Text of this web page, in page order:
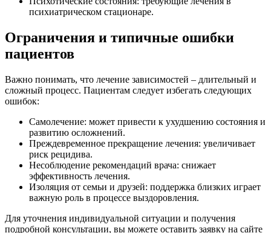
психиатрическом стационаре.
Ограничения и типичные ошибки
пациентов
Важно понимать, что лечение зависимостей – длительный и
сложный процесс. Пациентам следует избегать следующих
ошибок:
Самолечение: может привести к ухудшению состояния и
развитию осложнений.
Преждевременное прекращение лечения: увеличивает
риск рецидива.
Несоблюдение рекомендаций врача: снижает
эффективность лечения.
Изоляция от семьи и друзей: поддержка близких играет
важную роль в процессе выздоровления.
Для уточнения индивидуальной ситуации и получения
подробной консультации, вы можете оставить заявку на сайте